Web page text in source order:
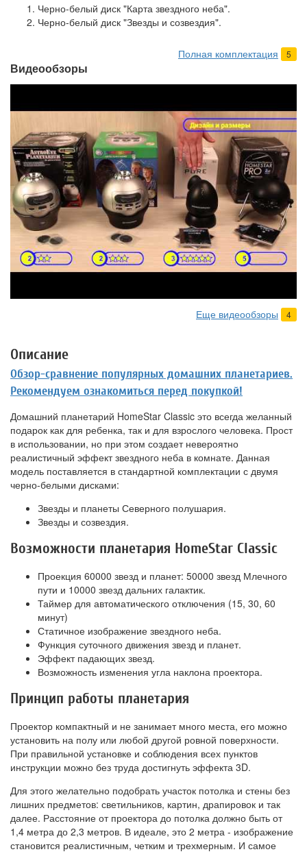
Черно-белый диск "Карта звездного неба".
Черно-белый диск "Звезды и созвездия".
Полная комплектация 5
Видеообзоры
Еще видеообзоры 4
Описание
Обзор-сравнение популярных домашних планетариев.
Рекомендуем ознакомиться перед покупкой!
Домашний планетарий HomeStar Classic это всегда желанный
подарок как для ребенка, так и для взрослого человека. Прост
в использовании, но при этом создает невероятно
реалистичный эффект звездного неба в комнате. Данная
модель поставляется в стандартной комплектации с двумя
черно-белыми дисками:
Звезды и планеты Северного полушария.
Звезды и созвездия.
Возможности планетария HomeStar Classic
Проекция 60000 звезд и планет: 50000 звезд Млечного
пути и 10000 звезд дальних галактик.
Таймер для автоматического отключения (15, 30, 60
минут)
Статичное изображение звездного неба.
Функция суточного движения звезд и планет.
Эффект падающих звезд.
Возможность изменения угла наклона проектора.
Принцип работы планетария
Проектор компактный и не занимает много места, его можно
установить на полу или любой другой ровной поверхности.
При правильной установке и соблюдения всех пунктов
инструкции можно без труда достигнуть эффекта 3D.
Для этого желательно подобрать участок потолка и стены без
лишних предметов: светильников, картин, драпировок и так
далее. Расстояние от проектора до потолка должно быть от
1,4 метра до 2,3 метров. В идеале, это 2 метра - изображение
становится реалистичным, четким и трехмерным. И самое